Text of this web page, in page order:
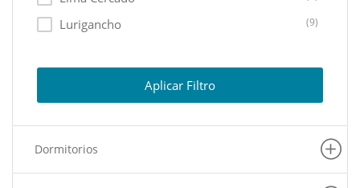
Lurigancho (9)
La Molina (8)
Carabayllo (6)
La Victoria
Aplicar Filtro
Dormitorios